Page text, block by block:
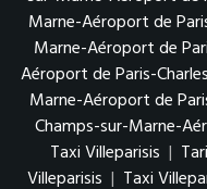
Marne-Aéroport de
Marne-Aéroport de
Aéroport de Paris-
Marne-Aéroport de
Champs-sur-Marne-
Taxi Villeparisis |
Villeparisis | Taxi